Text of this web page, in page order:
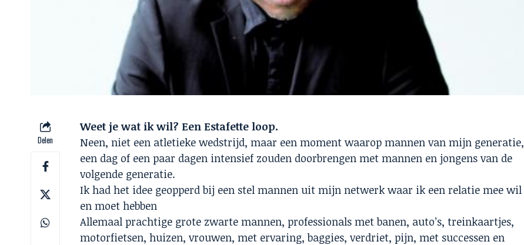
Delen
Weet je wat ik wil? Een Estafette loop.
Neen, niet een atletieke wedstrijd, maar een moment waarop mannen van mijn generatie,
een dag of een paar dagen intensief zouden doorbrengen met mannen en jongens van de
volgende generatie.
Ik had het idee geopperd bij een stel mannen uit mijn netwerk waar ik een relatie mee wil
en moet hebben
Allemaal prachtige grote zwarte mannen, professionals met banen, auto’s, treinkaartjes,
motorfietsen, huizen, vrouwen, met ervaring, baggies, verdriet, pijn, met successen en